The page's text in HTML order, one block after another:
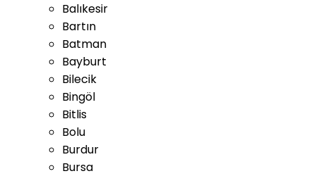
Balıkesir
Bartın
Batman
Bayburt
Bilecik
Bingöl
Bitlis
Bolu
Burdur
Bursa